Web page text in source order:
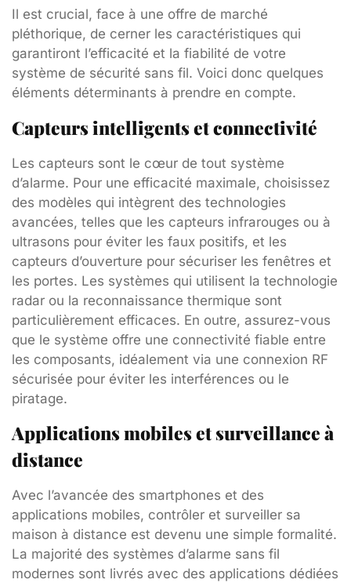
Il est crucial, face à une offre de marché
pléthorique, de cerner les caractéristiques qui
garantiront l’efficacité et la fiabilité de votre
système de sécurité sans fil. Voici donc quelques
éléments déterminants à prendre en compte.
Capteurs intelligents et connectivité
Les capteurs sont le cœur de tout système
d’alarme. Pour une efficacité maximale, choisissez
des modèles qui intègrent des technologies
avancées, telles que les capteurs infrarouges ou à
ultrasons pour éviter les faux positifs, et les
capteurs d’ouverture pour sécuriser les fenêtres et
les portes. Les systèmes qui utilisent la technologie
radar ou la reconnaissance thermique sont
particulièrement efficaces. En outre, assurez-vous
que le système offre une connectivité fiable entre
les composants, idéalement via une connexion RF
sécurisée pour éviter les interférences ou le
piratage.
Applications mobiles et surveillance à
distance
Avec l’avancée des smartphones et des
applications mobiles, contrôler et surveiller sa
maison à distance est devenu une simple formalité.
La majorité des systèmes d’alarme sans fil
modernes sont livrés avec des applications dédiées